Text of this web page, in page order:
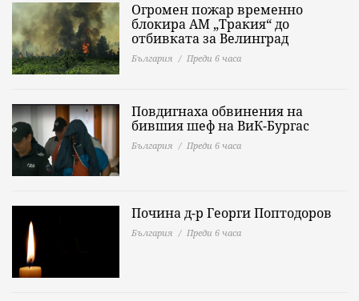
Огромен пожар временно
блокира АМ „Тракия“ до
отбивката за Велинград
България Преди 6 часа
Повдигнаха обвинения на
бившия шеф на ВиК-Бургас
България Преди 6 часа
Почина д-р Георги Поптодоров
България Преди 6 часа